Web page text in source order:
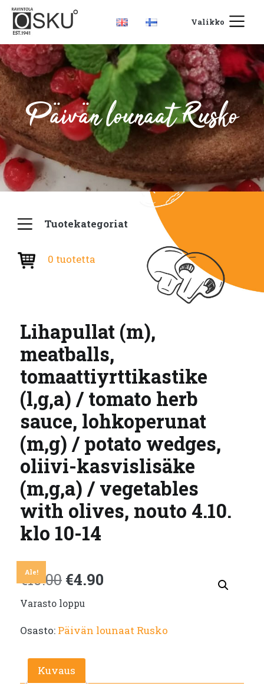
Valikko
Päivän lounaat Rusko
Tuotekategoriat
0 tuotetta
Lihapullat (m),
meatballs,
tomaattiyrttikastike
(l,g,a) / tomato herb
sauce, lohkoperunat
(m,g) / potato wedges,
oliivi-kasvislisäke
(m,g,a) / vegetables
with olives, nouto 4.10.
klo 10-14
Ale!
€10.00 Alkuperäinen
hinta
oli:
€10.00.
€4.90
on:
Varasto loppu
Osasto: Päivän lounaat Rusko
Kuvaus